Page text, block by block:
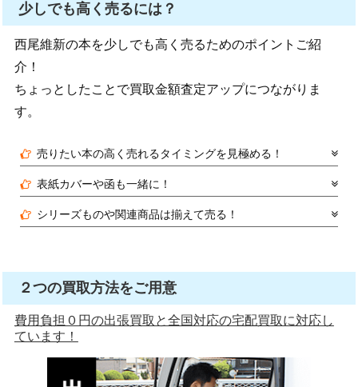
少しでも高く売るには？
西尾維新の本を少しでも高く売るためのポイントご紹
介！
ちょっとしたことで買取金額査定アップにつながりま
す。
売りたい本の高く売れるタイミングを見極める！
表紙カバーや函も一緒に！
シリーズものや関連商品は揃えて売る！
２つの買取方法をご用意
費用負担０円の出張買取と全国対応の宅配買取に対応し
ています！